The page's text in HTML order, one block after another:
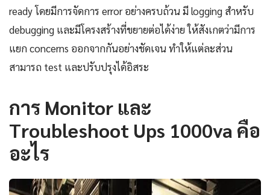
ready โดยมีการจัดการ error อย่างครบถ้วน มี logging สำหรับ
debugging และมีโครงสร้างที่ขยายต่อได้ง่าย ให้สังเกตว่ามีการ
แยก concerns ออกจากกันอย่างชัดเจน ทำให้แต่ละส่วน
สามารถ test และปรับปรุงได้อิสระ
การ Monitor และ
Troubleshoot Ups 1000va คือ
อะไร